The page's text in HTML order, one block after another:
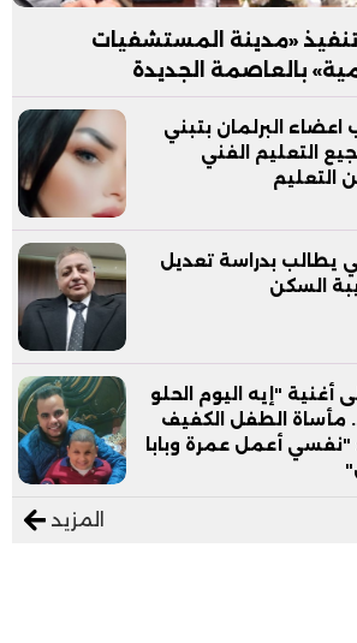
تنفيذ «مدينة المستشفيات
بالعاصمة الجديدة
اعضاء البرلمان بتبني
التعليم الفني
التعليم
يطالب بدراسة تعديل
السكن
أغنية "إيه اليوم الحلو
مأساة الطفل الكفيف
"نفسي أعمل عمرة وبابا
المزيد